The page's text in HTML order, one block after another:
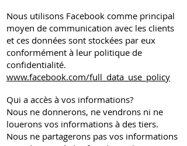
Nous utilisons Facebook comme principal
moyen de communication avec les clients
et ces données sont stockées par eux
conformément à leur politique de
confidentialité.
www.facebook.com/full_data_use_policy
Qui a accès à vos informations?
Nous ne donnerons, ne vendrons ni ne
louerons vos informations à des tiers.
Nous ne partagerons pas vos informations